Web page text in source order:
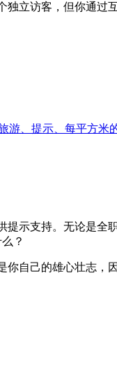
立访客，但你通过
示支持。无论是
？
自己的雄心壮志，